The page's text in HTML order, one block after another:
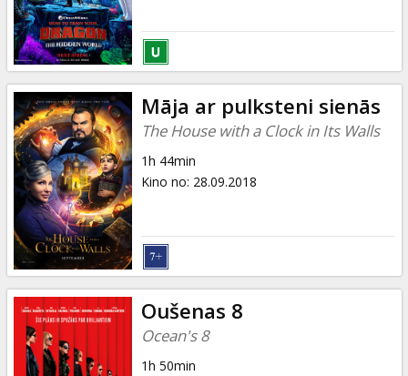
Māja ar pulksteni sienās
The House with a Clock in Its Walls
1h 44min
Kino no: 28.09.2018
Oušenas 8
Ocean's 8
1h 50min